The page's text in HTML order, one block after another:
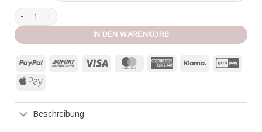
Le Chat x Pretty you London Hausschuhe navy Menge
IN DEN WARENKORB
PayPal Sofort MasterCard American
Klarna
Apple
Beschreibung